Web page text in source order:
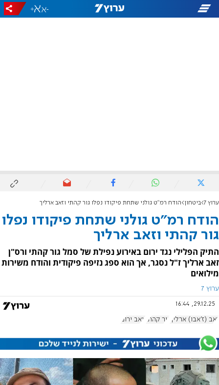
-
+
ערוץ 7 ביטחון הודח רמ"ט גולני שתחת פיקודו נפלו גור קהתי וזאב ארליך
הודח רמ"ט גולני שתחת פיקודו נפלו
גור קהתי וזאב ארליך
התיק הפלילי נגד ירום באירוע נפילת של סמל גור קהתי ורס"ן
זאב ארליך ז"ל נסגר, אך הוא ספג נזיפה פיקודית והודח משירות
מילואים
ערוץ 7
29.12.25, 16:44
זאב (ז'אבו) ארליך גור קהתי יואב ירום